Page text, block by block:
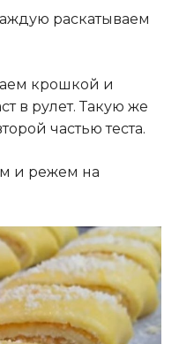
раскатываем
крошкой и
в рулет. Такую же
частью теста.
и режем на